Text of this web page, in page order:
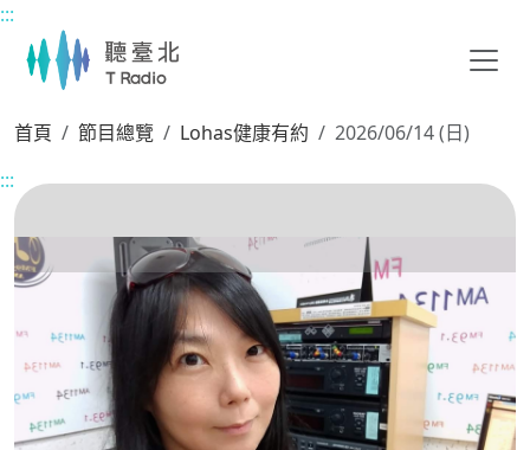
主要內容區塊
:::
首頁 節目總覽 Lohas健康有約
2026/06/14 (日)
:::